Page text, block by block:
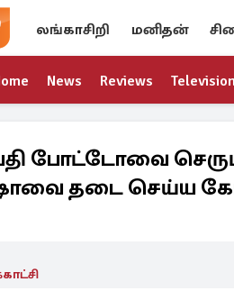
லங்காசிறி மனிதன்
News Reviews
போட்டோவை
தடை செய்ய